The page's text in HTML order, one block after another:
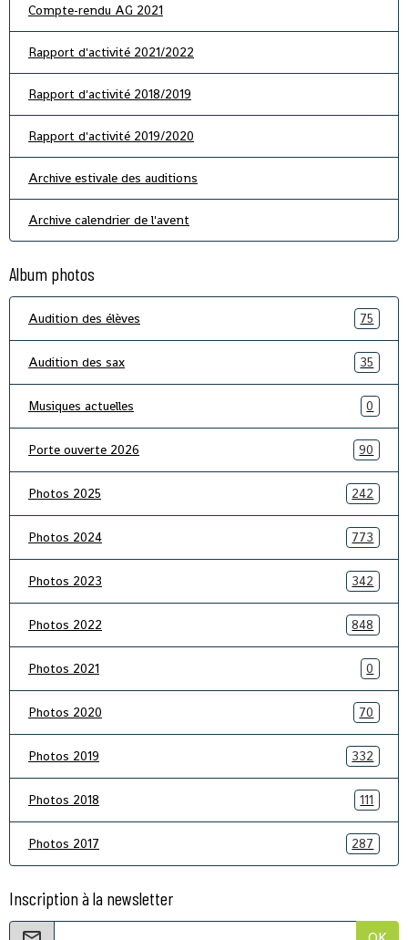
Compte-rendu AG 2021
Rapport d'activité 2021/2022
Rapport d'activité 2018/2019
Rapport d'activité 2019/2020
Archive estivale des auditions
Archive calendrier de l'avent
Album photos
Audition des élèves 75
Audition des sax 35
Musiques actuelles 0
Porte ouverte 2026 90
Photos 2025 242
Photos 2024 773
Photos 2023 342
Photos 2022 848
Photos 2021 0
Photos 2020 70
Photos 2019 332
Photos 2018 111
Photos 2017 287
Inscription à la newsletter